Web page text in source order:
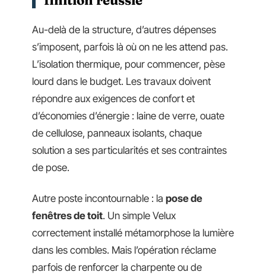
Au-delà de la structure, d’autres dépenses
s’imposent, parfois là où on ne les attend pas.
L’isolation thermique, pour commencer, pèse
lourd dans le budget. Les travaux doivent
répondre aux exigences de confort et
d’économies d’énergie : laine de verre, ouate
de cellulose, panneaux isolants, chaque
solution a ses particularités et ses contraintes
de pose.
Autre poste incontournable : la pose de
fenêtres de toit. Un simple Velux
correctement installé métamorphose la lumière
dans les combles. Mais l’opération réclame
parfois de renforcer la charpente ou de